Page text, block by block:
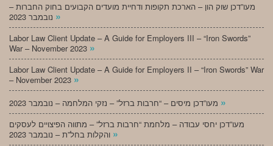
מעו”דכן שוק הון – הארכת תקופות ודחיית מועדים הקבועים בחוק החברות –
»
Labor Law Client Update – A Guide for Employers III – “Iron Swords”
War – November 2023 »
Labor Law Client Update – A Guide for Employers II – “Iron Swords” War
– November 2023 »
»
מעו”דכן יחסי עבודה – מלחמת “חרבות ברזל” – מתווה הפיצויים לעסקים
»